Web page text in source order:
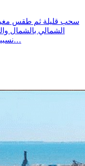
سحب قليلة ثم طقس مغيم
الشمالي بالشمال
نسبيا قرب السواحل بالجنوب مع دواوير رملية…